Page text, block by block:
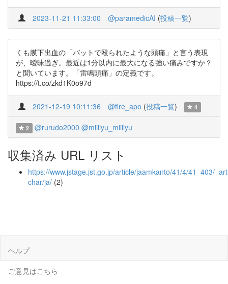
2023-11-21 11:33:00 @paramedicAI (投稿一覧)
くも膜下出血の「バットで殴られたような頭痛」と言う表現
が、曖昧過ぎ。最近は1分以内に最大になる強い痛みですか？
と聞いています。「雷鳴頭痛」の定義です。
https://t.co/zkd1K0o97d
2021-12-19 10:11:36 @fire_apo (投稿一覧) 4
2 @rurudo2000 @miiiiyu_miiiiyu
収集済み URL リスト
https://www.jstage.jst.go.jp/article/jaamkanto/41/4/41_403/
char/ja/ (2)
ヘルプ
ご意見はこちら